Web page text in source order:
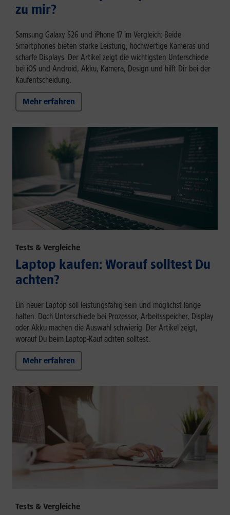
zu mir?
Samsung Galaxy S26 und iPhone 17 im Vergleich: Beide
Smartphones bieten starke Leistung, hochwertige Kameras und
scharfe Displays. Der Artikel zeigt die wichtigsten Unterschiede
bei iOS und Android, Akku, Kamera, Design und hilft Dir bei der
Kaufentscheidung.
Mehr erfahren
Tests & Vergleiche
Laptop kaufen: Worauf solltest Du
achten?
Ein neuer Laptop soll leistungsfähig sein und möglichst lange
halten. Doch Unterschiede bei Prozessor, Arbeitsspeicher, Display
oder Akku machen die Auswahl schwierig. Der Artikel zeigt,
worauf Du beim Laptop-Kauf achten solltest.
Mehr erfahren
Tests & Vergleiche